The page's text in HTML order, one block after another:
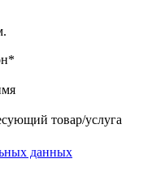
*
товар/услуга
данных